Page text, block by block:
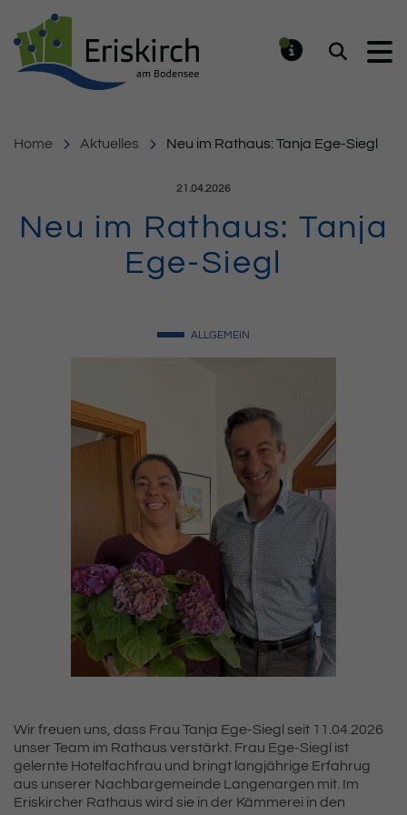
Suchen
Home Aktuelles Neu im Rathaus: Tanja Ege-Siegl
Veröffentlicht am:
21.04.2026
Neu im Rathaus: Tanja
Ege-Siegl
ALLGEMEIN
Wir freuen uns, dass Frau Tanja Ege-Siegl seit 11.04.2026
unser Team im Rathaus verstärkt. Frau Ege-Siegl ist
gelernte Hotelfachfrau und bringt langjährige Erfahrug
aus unserer Nachbargemeinde Langenargen mit. Im
Eriskircher Rathaus wird sie in der Kämmerei in den